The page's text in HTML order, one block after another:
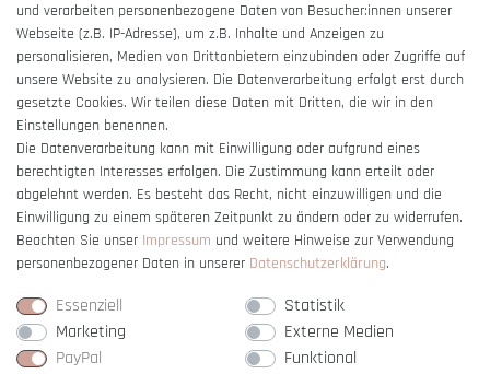
Impressum
Barrierefreiheitserklärung
Vertrag widerrufen
und verarbeiten personenbezogene Daten von Besucher:innen unserer
Webseite (z.B. IP-Adresse), um z.B. Inhalte und Anzeigen zu
personalisieren, Medien von Drittanbietern einzubinden oder Zugriffe auf
unsere Website zu analysieren. Die Datenverarbeitung erfolgt erst durch
gesetzte Cookies. Wir teilen diese Daten mit Dritten, die wir in den
Einstellungen benennen.
Die Datenverarbeitung kann mit Einwilligung oder aufgrund eines
berechtigten Interesses erfolgen. Die Zustimmung kann erteilt oder
abgelehnt werden. Es besteht das Recht, nicht einzuwilligen und die
Einwilligung zu einem späteren Zeitpunkt zu ändern oder zu widerrufen.
Beachten Sie unser Impressum und weitere Hinweise zur Verwendung
personenbezogener Daten in unserer Daten­schutz­erklärung.
Essenziell
Statistik
Marketing
Externe Medien
PayPal
Funktional